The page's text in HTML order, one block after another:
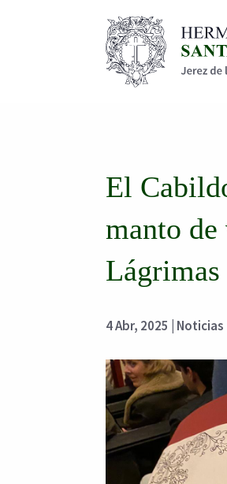
El
manto de
Lágrimas
4 Abr, 2025 Noticias